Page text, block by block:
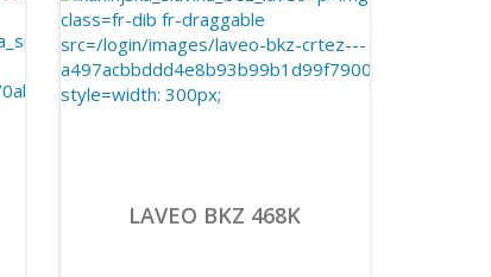
LAVEO BKZ 468K